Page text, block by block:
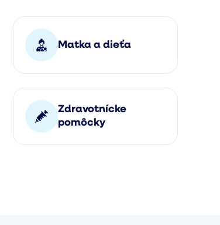
Matka a dieťa
Zdravotnícke
pomôcky